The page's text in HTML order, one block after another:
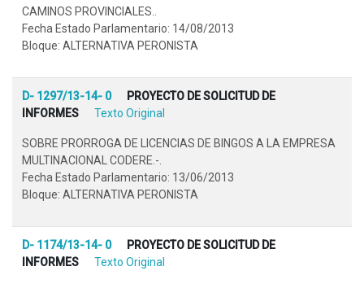
CAMINOS PROVINCIALES..
Fecha Estado Parlamentario: 14/08/2013
Bloque: ALTERNATIVA PERONISTA
D- 1297/13-14- 0
PROYECTO DE SOLICITUD DE
INFORMES
Texto Original
SOBRE PRORROGA DE LICENCIAS DE BINGOS A LA EMPRESA
MULTINACIONAL CODERE.-.
Fecha Estado Parlamentario: 13/06/2013
Bloque: ALTERNATIVA PERONISTA
D- 1174/13-14- 0
PROYECTO DE SOLICITUD DE
INFORMES
Texto Original